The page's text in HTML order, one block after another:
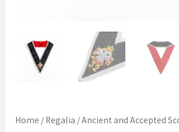
Home / Regalia /Ancient and Accepted